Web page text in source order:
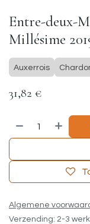
Entre-deux-
Millésime
Auxerrois
31,82 €
Algemene
Verzending: 2-3